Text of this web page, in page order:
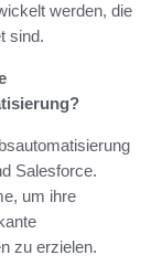
werden, die
sind.
Salesforce.
um ihre
zu erzielen.